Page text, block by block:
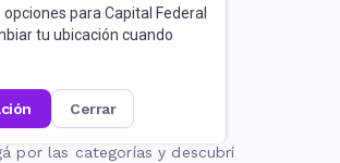
para Capital Federal
tu ubicación cuando
cerrar
página no existe
por las categorías y descubrí